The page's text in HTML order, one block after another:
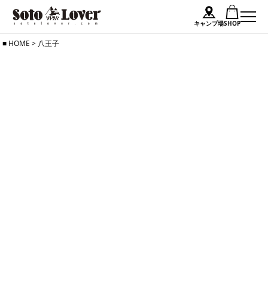
キャンプ場SHOP
SkipHOME > 八王子